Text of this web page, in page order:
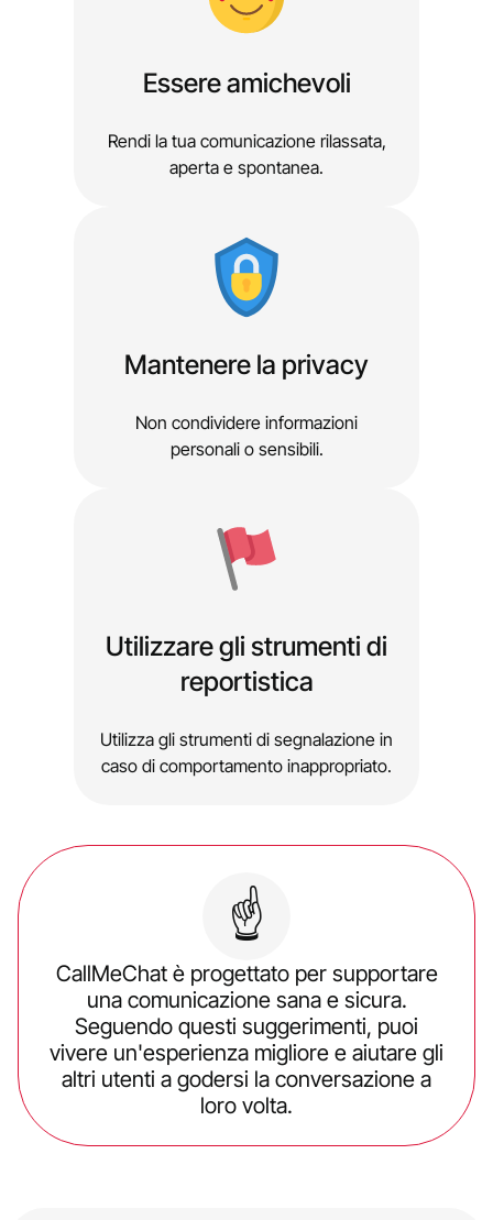
Essere amichevoli
Rendi la tua comunicazione rilassata,
aperta e spontanea.
Mantenere la privacy
Non condividere informazioni
personali o sensibili.
Utilizzare gli strumenti di
reportistica
Utilizza gli strumenti di segnalazione in
caso di comportamento inappropriato.
☝️
CallMeChat è progettato per supportare
una comunicazione sana e sicura.
Seguendo questi suggerimenti, puoi
vivere un'esperienza migliore e aiutare gli
altri utenti a godersi la conversazione a
loro volta.